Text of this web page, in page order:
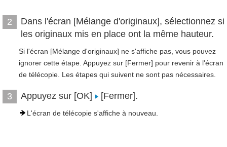
2
Dans l'écran [Mélange d'originaux], sélectionnez si
les originaux mis en place ont la même hauteur.
Si l'écran [Mélange d'originaux] ne s'affiche pas, vous pouvez
ignorer cette étape. Appuyez sur [Fermer] pour revenir à l'écran
de télécopie. Les étapes qui suivent ne sont pas nécessaires.
3 Appuyez sur [OK] [Fermer].
L'écran de télécopie s'affiche à nouveau.